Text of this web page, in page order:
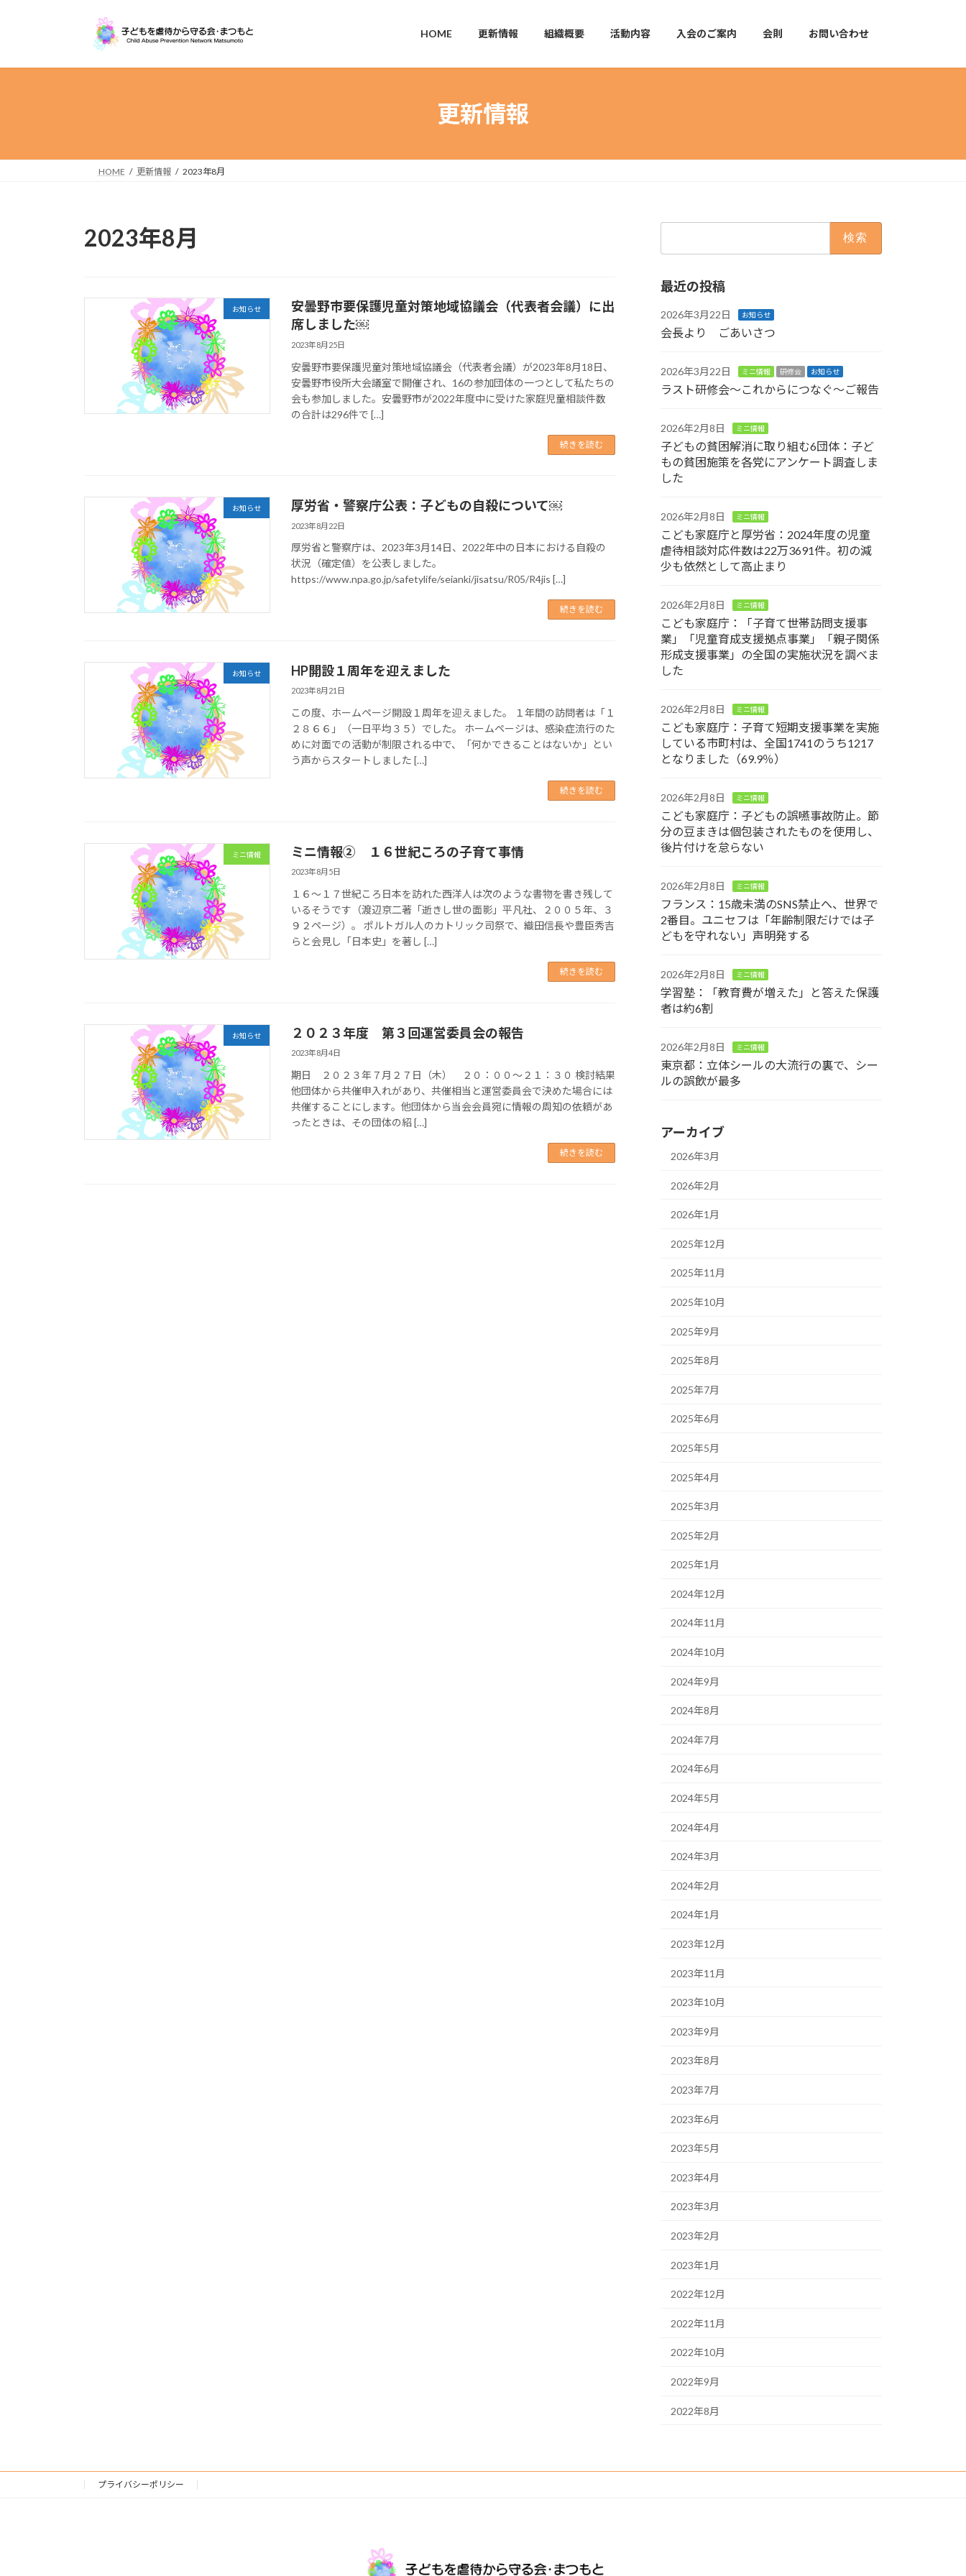
プ
動
HOME 更新情報 組織概要 活動内容 入会のご案内 会則 お問い合わせ
更新情報
HOME 更新情報 2023年8月
2023年8月
お知らせ
安曇野市要保護児童対策地域協議会（代表者会議）に出
席しました￼
2023年8月25日
安曇野市要保護児童対策地域協議会（代表者会議）が2023年8月18日、
安曇野市役所大会議室で開催され、16の参加団体の一つとして私たちの
会も参加しました。安曇野市が2022年度中に受けた家庭児童相談件数
の合計は296件で […]
続きを読む
お知らせ 厚労省・警察庁公表：子どもの自殺について￼
2023年8月22日
厚労省と警察庁は、2023年3月14日、2022年中の日本における自殺の
状況（確定値）を公表しました。
https://www.npa.go.jp/safetylife/seianki/jisatsu/R05/R4jis […]
続きを読む
お知らせ HP開設１周年を迎えました
2023年8月21日
この度、ホームページ開設１周年を迎えました。 １年間の訪問者は「１
２８６６」（一日平均３５）でした。 ホームページは、感染症流行のた
めに対面での活動が制限される中で、「何かできることはないか」とい
う声からスタートしました […]
続きを読む
ミニ情報 ミニ情報② １６世紀ころの子育て事情
2023年8月5日
１６～１７世紀ころ日本を訪れた西洋人は次のような書物を書き残して
いるそうです（渡辺京二著「逝きし世の面影」平凡社、２００５年、３
９２ページ）。 ポルトガル人のカトリック司祭で、織田信長や豊臣秀吉
らと会見し「日本史」を著し […]
続きを読む
お知らせ ２０２３年度 第３回運営委員会の報告
2023年8月4日
期日 ２０２３年７月２７日（木） ２０：００～２１：３０ 検討結果
他団体から共催申入れがあり、共催相当と運営委員会で決めた場合には
共催することにします。他団体から当会会員宛に情報の周知の依頼があ
ったときは、その団体の紹 […]
続きを読む
最近の投稿
2026年3月22日 お知らせ
会長より ごあいさつ
2026年3月22日 ミニ情報 研修会 お知らせ
ラスト研修会～これからにつなぐ～ご報告
2026年2月8日 ミニ情報
子どもの貧困解消に取り組む6団体：子ど
もの貧困施策を各党にアンケート調査しま
した
2026年2月8日 ミニ情報
こども家庭庁と厚労省：2024年度の児童
虐待相談対応件数は22万3691件。初の減
少も依然として高止まり
2026年2月8日 ミニ情報
こども家庭庁：「子育て世帯訪問支援事
業」「児童育成支援拠点事業」「親子関係
形成支援事業」の全国の実施状況を調べま
した
2026年2月8日 ミニ情報
こども家庭庁：子育て短期支援事業を実施
している市町村は、全国1741のうち1217
となりました（69.9％）
2026年2月8日 ミニ情報
こども家庭庁：子どもの誤嚥事故防止。節
分の豆まきは個包装されたものを使用し、
後片付けを怠らない
2026年2月8日 ミニ情報
フランス：15歳未満のSNS禁止へ、世界で
2番目。ユニセフは「年齢制限だけでは子
どもを守れない」声明発する
2026年2月8日 ミニ情報
学習塾：「教育費が増えた」と答えた保護
者は約6割
2026年2月8日 ミニ情報
東京都：立体シールの大流行の裏で、シー
ルの誤飲が最多
アーカイブ
2026年3月
2026年2月
2026年1月
2025年12月
2025年11月
2025年10月
2025年9月
2025年8月
2025年7月
2025年6月
2025年5月
2025年4月
2025年3月
2025年2月
2025年1月
2024年12月
2024年11月
2024年10月
2024年9月
2024年8月
2024年7月
2024年6月
2024年5月
2024年4月
2024年3月
2024年2月
2024年1月
2023年12月
2023年11月
2023年10月
2023年9月
2023年8月
2023年7月
2023年6月
2023年5月
2023年4月
2023年3月
2023年2月
2023年1月
2022年12月
2022年11月
2022年10月
2022年9月
2022年8月
プライバシーポリシー